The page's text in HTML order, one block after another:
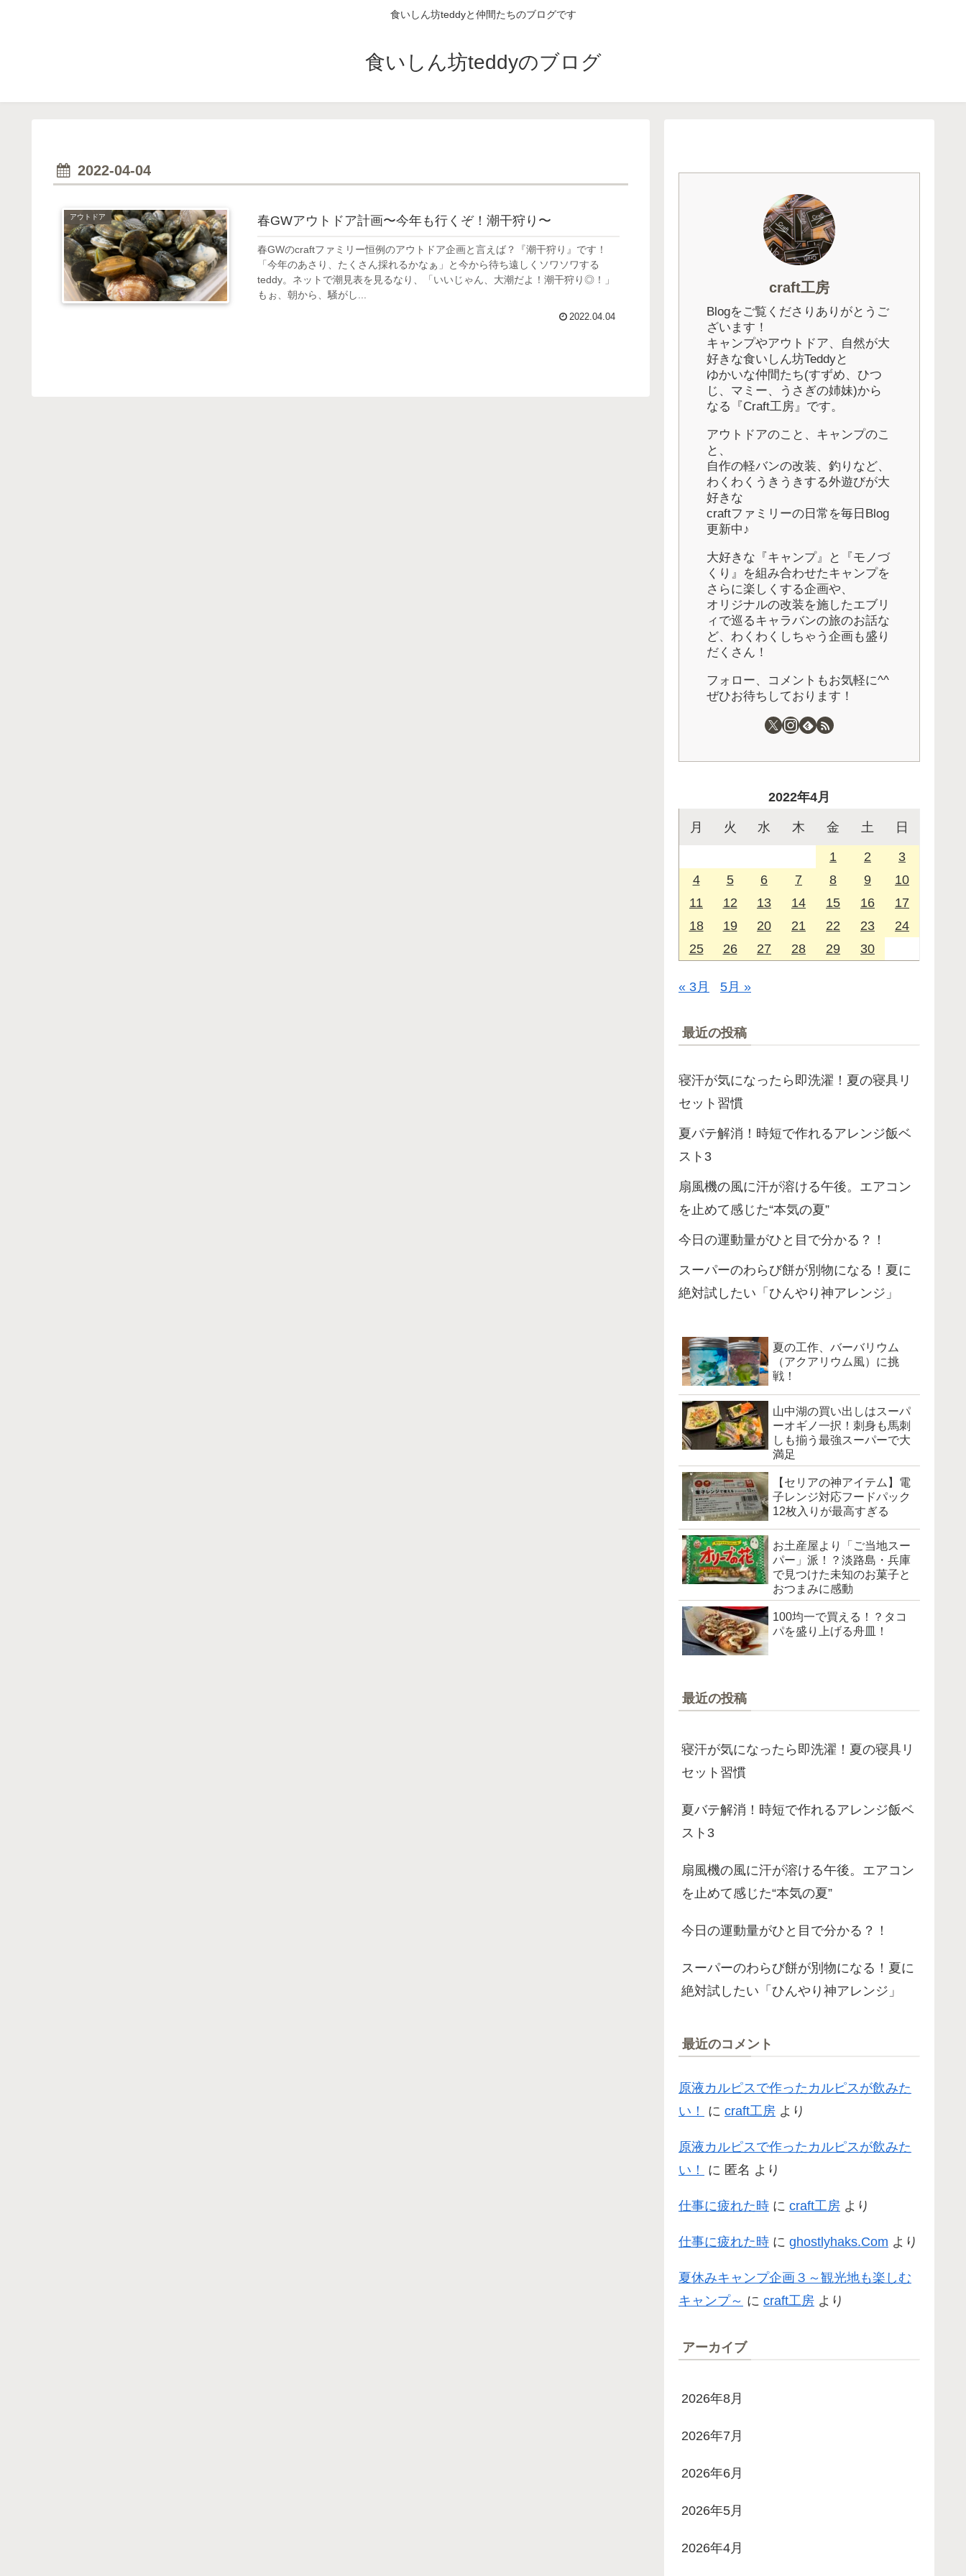
食いしん坊teddyと仲間たちのブログです
食いしん坊teddyのブログ
2022-04-04
アウトドア 春GWアウトドア計画〜今年も行くぞ！潮干狩り〜
春GWのcraftファミリー恒例のアウトドア企画と言えば？『潮干狩り』です！
「今年のあさり、たくさん採れるかなぁ」と今から待ち遠しくソワソワする
teddy。ネットで潮見表を見るなり、「いいじゃん、大潮だよ！潮干狩り◎！」
もぉ、朝から、騒がし...
2022.04.04
craft工房
Blogをご覧くださりありがとうご
ざいます！
キャンプやアウトドア、自然が大
好きな食いしん坊Teddyと
ゆかいな仲間たち(すずめ、ひつ
じ、マミー、うさぎの姉妹)から
なる『Craft工房』です。
アウトドアのこと、キャンプのこ
と、
自作の軽バンの改装、釣りなど、
わくわくうきうきする外遊びが大
好きな
craftファミリーの日常を毎日Blog
更新中♪
大好きな『キャンプ』と『モノづ
くり』を組み合わせたキャンプを
さらに楽しくする企画や、
オリジナルの改装を施したエブリ
ィで巡るキャラバンの旅のお話な
ど、わくわくしちゃう企画も盛り
だくさん！
フォロー、コメントもお気軽に^^
ぜひお待ちしております！
2022年4月
月 火 水 木 金 土 日
1 2
3
4
5 6 7 8 9
10
11
12 13 14 15 16
17
18
19 20 21 22 23
24
25
26 27 28 29 30
« 3月 5月 »
最近の投稿
寝汗が気になったら即洗濯！夏の寝具リ
セット習慣
夏バテ解消！時短で作れるアレンジ飯ベ
スト3
扇風機の風に汗が溶ける午後。エアコン
を止めて感じた“本気の夏”
今日の運動量がひと目で分かる？！
スーパーのわらび餅が別物になる！夏に
絶対試したい「ひんやり神アレンジ」
夏の工作、バーバリウム
（アクアリウム風）に挑
戦！
山中湖の買い出しはスーパ
ーオギノ一択！刺身も馬刺
しも揃う最強スーパーで大
満足
【セリアの神アイテム】電
子レンジ対応フードパック
12枚入りが最高すぎる
お土産屋より「ご当地スー
パー」派！？淡路島・兵庫
で見つけた未知のお菓子と
おつまみに感動
100均一で買える！？タコ
パを盛り上げる舟皿！
最近の投稿
寝汗が気になったら即洗濯！夏の寝具リ
セット習慣
夏バテ解消！時短で作れるアレンジ飯ベ
スト3
扇風機の風に汗が溶ける午後。エアコン
を止めて感じた“本気の夏”
今日の運動量がひと目で分かる？！
スーパーのわらび餅が別物になる！夏に
絶対試したい「ひんやり神アレンジ」
最近のコメント
原液カルピスで作ったカルピスが飲みた
い！
に craft工房 より
原液カルピスで作ったカルピスが飲みた
い！
に 匿名 より
仕事に疲れた時 に craft工房 より
仕事に疲れた時 に ghostlyhaks.Com より
夏休みキャンプ企画３～観光地も楽しむ
キャンプ～ に craft工房 より
アーカイブ
2026年8月
2026年7月
2026年6月
2026年5月
2026年4月